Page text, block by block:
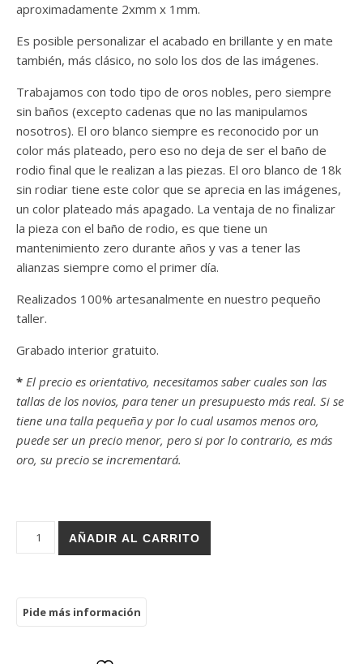
aproximadamente 2xmm x 1mm.
Es posible personalizar el acabado en brillante y en mate
también, más clásico, no solo los dos de las imágenes.
Trabajamos con todo tipo de oros nobles, pero siempre
sin baños (excepto cadenas que no las manipulamos
nosotros). El oro blanco siempre es reconocido por un
color más plateado, pero eso no deja de ser el baño de
rodio final que le realizan a las piezas. El oro blanco de 18k
sin rodiar tiene este color que se aprecia en las imágenes,
un color plateado más apagado. La ventaja de no finalizar
la pieza con el baño de rodio, es que tiene un
mantenimiento zero durante años y vas a tener las
alianzas siempre como el primer día.
Realizados 100% artesanalmente en nuestro pequeño
taller.
Grabado interior gratuito.
* El precio es orientativo, necesitamos saber cuales son las
tallas de los novios, para tener un presupuesto más real. Si se
tiene una talla pequeña y por lo cual usamos menos oro,
puede ser un precio menor, pero si por lo contrario, es más
oro, su precio se incrementará.
Alianza 2mm x 1mm Oro Blanco 18k sin rodiar cantidad
AÑADIR AL CARRITO